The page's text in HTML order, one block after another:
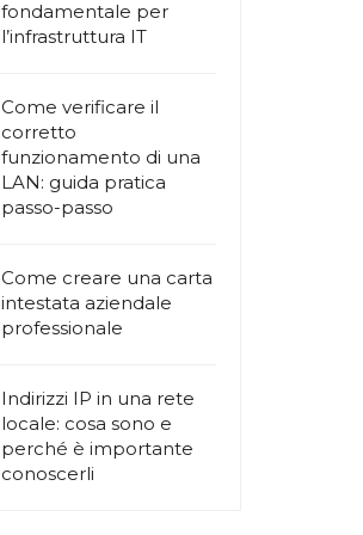
fondamentale per
l’infrastruttura IT
Come verificare il
corretto
funzionamento di una
LAN: guida pratica
passo-passo
Come creare una carta
intestata aziendale
professionale
Indirizzi IP in una rete
locale: cosa sono e
perché è importante
conoscerli